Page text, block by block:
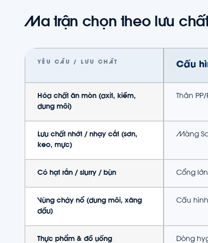
Ma trận chọn theo lưu
YÊU CẦU / LƯU CHẤT Cấu
Hóa chất ăn mòn (axit, kiềm,
dung môi)
Thân PP/
Lưu chất nhớt / nhạy cắt (sơn,
keo, mực)
Màng
Có hạt rắn / slurry / bùn Cổng lớn
Vùng cháy nổ (dung môi, xăng
dầu)
Cấu hình
Thực phẩm & đồ uống Dòng